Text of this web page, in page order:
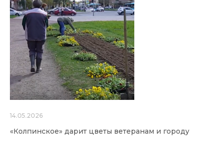
14.05.2026
«Колпинское» дарит цветы ветеранам и городу